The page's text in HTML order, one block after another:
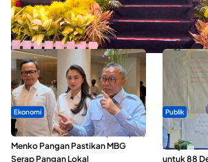
Seminar di Ternate, Mendes Perkuat
Kopdes Merah Putih
Ekonomi
SPPG di Maluku Utara Dipercepat,
Menko Pangan Pastikan MBG
Serap Pangan Lokal
Publik
ABDESI
Penyaluran
untuk 88